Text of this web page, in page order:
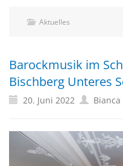
Aktuelles
Barockmusik im
Bischberg Unteres
20. Juni 2022 Bianca